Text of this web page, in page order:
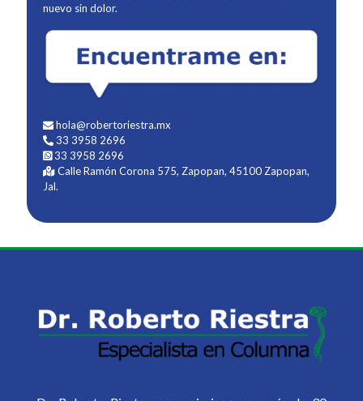
nuevo sin dolor.
hola@robertoriestra.mx
33 3958 2696
33 3958 2696
Calle Ramón Corona 575, Zapopan, 45100 Zapopan,
Jal.